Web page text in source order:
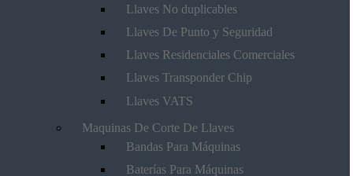
Llaves No duplicables
Llaves De Punto y Seguridad
Llaves Residenciales Comerciales
Llaves Transponder Chip
Llaves VATS
Maquinas De Corte De Llaves
Bandas Para Máquinas
Baterías Para Máquinas